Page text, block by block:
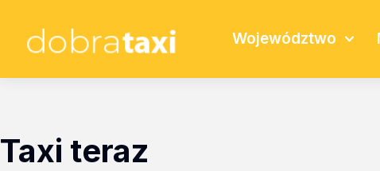
Województwo
Taxi teraz